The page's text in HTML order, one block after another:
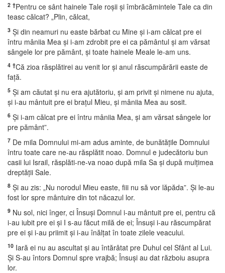
2 †Pentru ce sânt hainele Tale roşii şi îmbrăcămintele Tale ca din
teasc călcat? „Plin, călcat,
3 Şi din neamuri nu easte bărbat cu Mine şi i-am călcat pre ei
întru mâniia Mea şi i-am zdrobit pre ei ca pământul şi am vărsat
sângele lor pre pământ, şi toate hainele Meale le-am uns.
4 †Că zioa răsplătirei au venit lor şi anul răscumpărării easte de
faţă.
5 Şi am căutat şi nu era ajutătoriu, şi am privit şi nimene nu ajuta,
şi i-au mântuit pre ei braţul Mieu, şi mâniia Mea au sosit.
6 Şi i-am călcat pre ei întru mâniia Mea, şi am vărsat sângele lor
pre pământ”.
7 De mila Domnului mi-am adus aminte, de bunătăţile Domnului
întru toate care ne-au răsplătit noao. Domnul e judecătoriu bun
casii lui Israil, răsplăti-ne-va noao după mila Sa şi după mulţimea
dreptăţii Sale.
8 Şi au zis: „Nu norodul Mieu easte, fiii nu să vor lăpăda”. Şi le-au
fost lor spre mântuire din tot năcazul lor.
9 Nu sol, nici înger, ci Însuşi Domnul i-au mântuit pre ei, pentru că
i-au iubit pre ei şi I s-au făcut milă de ei; Însuşi i-au răscumpărat
pre ei şi i-au priimit şi i-au înălţat în toate zilele veacului.
10 Iară ei nu au ascultat şi au întărâtat pre Duhul cel Sfânt al Lui.
Şi S-au întors Domnul spre vrajbă; Însuşi au dat războiu asupra
lor.